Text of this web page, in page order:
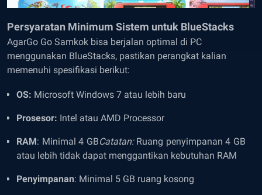
Persyaratan Minimum Sistem untuk BlueStacks
AgarGo Go Samkok bisa berjalan optimal di PC
menggunakan BlueStacks, pastikan perangkat kalian
memenuhi spesifikasi berikut:
OS: Microsoft Windows 7 atau lebih baru
Prosesor: Intel atau AMD Processor
RAM: Minimal 4 GBCatatan:Ruang penyimpanan 4 GB
atau lebih tidak dapat menggantikan kebutuhan RAM
Penyimpanan: Minimal 5 GB ruang kosong